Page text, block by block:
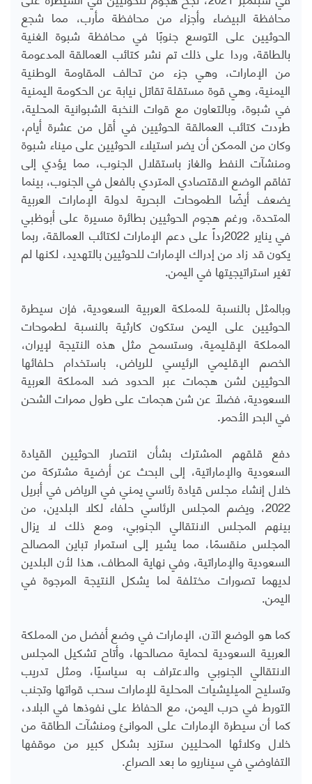
محافظة البيضاء وأجزاء من محافظة مأرب، مما شجع
الحوثيين على التوسع جنوبًا في محافظة شبوة الغنية
بالطاقة، وردا على ذلك تم نشر كتائب العمالقة المدعومة
من الإمارات، وهي جزء من تحالف المقاومة الوطنية
اليمنية، وهي قوة مستقلة تقاتل نيابة عن الحكومة اليمنية
في شبوة، وبالتعاون مع قوات النخبة الشبوانية المحلية،
طردت كتائب العمالقة الحوثيين في أقل من عشرة أيام،
وكان من الممكن أن يضر استيلاء الحوثيين على ميناء شبوة
ومنشآت النفط والغاز باستقلال الجنوب، مما يؤدي إلى
تفاقم الوضع الاقتصادي المتردي بالفعل في الجنوب، بينما
يضعف أيضًا الطموحات البحرية لدولة الإمارات العربية
المتحدة، ورغم هجوم الحوثيين بطائرة مسيرة على أبوظبي
في يناير 2022رداً على دعم الإمارات لكتائب العمالقة، ربما
يكون قد زاد من إدراك الإمارات للحوثيين بالتهديد، لكنها لم
تغير استراتيجيتها في اليمن.
وبالمثل بالنسبة للمملكة العربية السعودية، فإن سيطرة
الحوثيين على اليمن ستكون كارثية بالنسبة لطموحات
المملكة الإقليمية، وستسمح مثل هذه النتيجة لإيران،
الخصم الإقليمي الرئيسي للرياض، باستخدام حلفائها
الحوثيين لشن هجمات عبر الحدود ضد المملكة العربية
السعودية، فضلاً عن شن هجمات على طول ممرات الشحن
في البحر الأحمر.
دفع قلقهم المشترك بشأن انتصار الحوثيين القيادة
السعودية والإماراتية، إلى البحث عن أرضية مشتركة من
خلال إنشاء مجلس قيادة رئاسي يمني في الرياض في أبريل
2022، ويضم المجلس الرئاسي حلفاء لكلا البلدين، من
بينهم المجلس الانتقالي الجنوبي، ومع ذلك لا يزال
المجلس منقسمًا، مما يشير إلى استمرار تباين المصالح
السعودية والإماراتية، وفي نهاية المطاف، هذا لأن البلدين
لديهما تصورات مختلفة لما يشكل النتيجة المرجوة في
اليمن.
كما هو الوضع الآن، الإمارات في وضع أفضل من المملكة
العربية السعودية لحماية مصالحها، وأتاح تشكيل المجلس
الانتقالي الجنوبي والاعتراف به سياسيًا، ومثل تدريب
وتسليح الميليشيات المحلية للإمارات سحب قواتها وتجنب
التورط في حرب اليمن، مع الحفاظ على نفوذها في البلاد،
كما أن سيطرة الإمارات على الموانئ ومنشآت الطاقة من
خلال وكلائها المحليين ستزيد بشكل كبير من موقفها
التفاوضي في سيناريو ما بعد الصراع.